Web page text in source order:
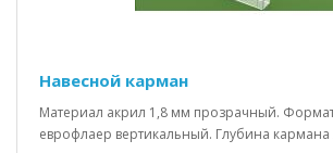
Навесной карман
Материал акрил 1,8 мм прозрачный.
еврофлаер вертикальный. Глубина кармана